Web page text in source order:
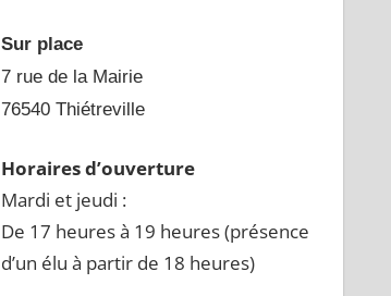
Sur place
7 rue de la Mairie
76540 Thiétreville
Horaires d’ouverture
Mardi et jeudi :
De 17 heures à 19 heures (présence
d’un élu à partir de 18 heures)